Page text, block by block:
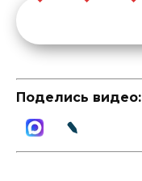
Поделись видео: